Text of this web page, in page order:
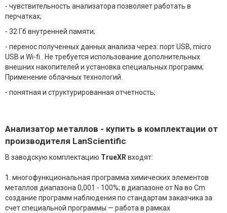
- чувствительность анализатора позволяет работать в
перчатках;
- 32 Гб внутренней памяти;
- перенос полученных данных анализа через: порт USB, micro
USB и Wi-fi . Не требуется использование дополнительных
внешних накопителей и установка специальных программ;
Применение облачных технологий.
- понятная и структурированная отчетность;
Анализатор металлов - купить в комплектации от
производителя LanScientific
В заводскую комплектацию TrueXRвходят:
1. многофункциональная программа химических элементов
металлов диапазона 0,001 - 100%; в диапазоне от Na во Cm
создание программ наблюдения по стандартам заказчика за
счет специальной программы — работа в рамках